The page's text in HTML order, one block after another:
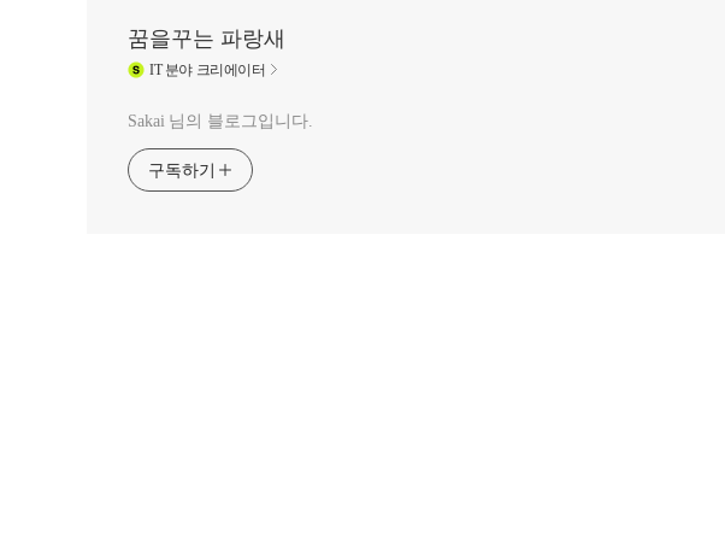
꿈을꾸는 파랑새
IT분야 크리에이터
Sakai 님의 블로그입니다.
구독하기